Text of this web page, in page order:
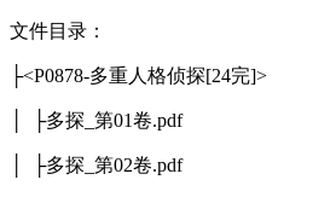
文件目录：
├<P0878-多重人格侦探[24完]>
│ ├多探_第01卷.pdf
│ ├多探_第02卷.pdf